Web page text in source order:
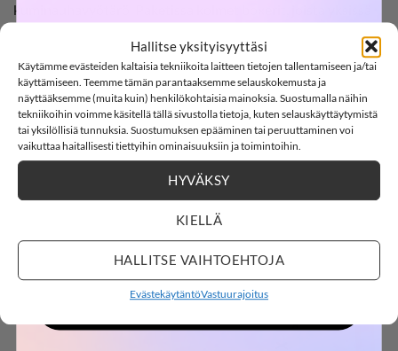
Hallitse yksityisyyttäsi
Käytämme evästeiden kaltaisia tekniikoita laitteen tietojen tallentamiseen ja/tai
käyttämiseen. Teemme tämän parantaaksemme selauskokemusta ja
näyttääksemme (muita kuin) henkilökohtaisia mainoksia. Suostumalla näihin
tekniikoihin voimme käsitellä tällä sivustolla tietoja, kuten selauskäyttäytymistä
tai yksilöllisiä tunnuksia. Suostumuksen epääminen tai peruuttaminen voi
vaikuttaa haitallisesti tiettyihin ominaisuuksiin ja toimintoihin.
HYVÄKSY
KIELLÄ
HALLITSE VAIHTOEHTOJA
EvästekäytäntöVastuurajoitus
kuminauhavyötärö. Paketissa kolmet boxerit, joista yksissä
Materiaali: 95% luomupuuvillaa, 5% elastaania
Väri: Riviera
Hoito: 40°C konepesu
LISÄÄ ALUSHOUSUJA & BOXEREITA
LISÄÄ
LISÄÄ
SOFTSHELL
-15%
15% ALENNUS KOODILLA:SOFTSHELL15
Countdown ends in:
02
days
22
hours
::1
01
minutes
:19
seconds
OSTOKSILLE